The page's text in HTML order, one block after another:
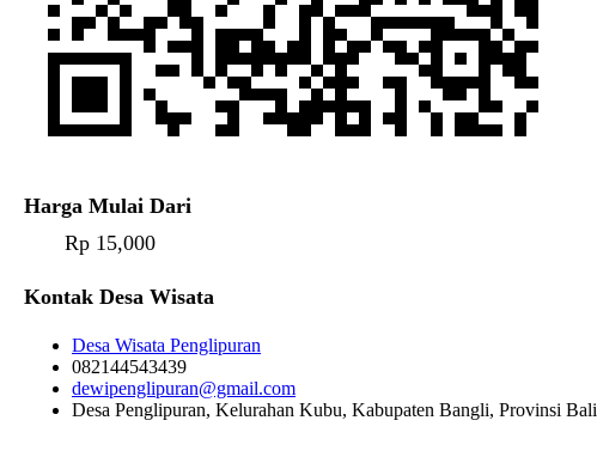
Harga Mulai Dari
Rp 15,000
Kontak Desa Wisata
Desa Wisata Penglipuran
082144543439
dewipenglipuran@gmail.com
Desa Penglipuran, Kelurahan Kubu, Kabupaten Bangli, Provinsi Bali